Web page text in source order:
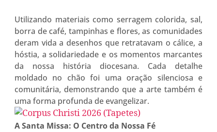
Utilizando materiais como serragem colorida, sal,
borra de café, tampinhas e flores, as comunidades
deram vida a desenhos que retratavam o cálice, a
hóstia, a solidariedade e os momentos marcantes
da nossa história diocesana. Cada detalhe
moldado no chão foi uma oração silenciosa e
comunitária, demonstrando que a arte também é
uma forma profunda de evangelizar.
A Santa Missa: O Centro da Nossa Fé